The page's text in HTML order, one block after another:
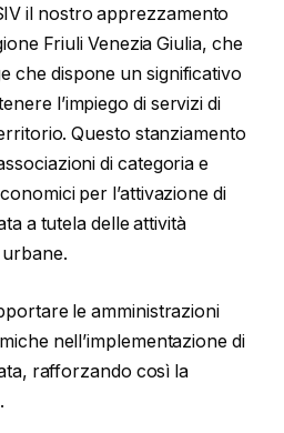
il nostro apprezzamento
Friuli Venezia Giulia, che
che dispone un significativo
l’impiego di servizi di
Questo stanziamento
di categoria e
per l’attivazione di
a tutela delle attività
le amministrazioni
nell’implementazione di
rafforzando così la